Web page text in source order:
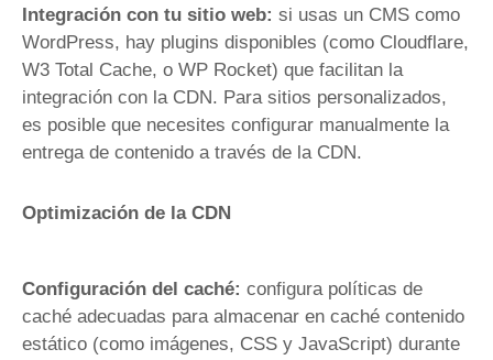
Integración con tu sitio web: si usas un CMS como
WordPress, hay plugins disponibles (como Cloudflare,
W3 Total Cache, o WP Rocket) que facilitan la
integración con la CDN. Para sitios personalizados,
es posible que necesites configurar manualmente la
entrega de contenido a través de la CDN.
Optimización de la CDN
Configuración del caché: configura políticas de
caché adecuadas para almacenar en caché contenido
estático (como imágenes, CSS y JavaScript) durante